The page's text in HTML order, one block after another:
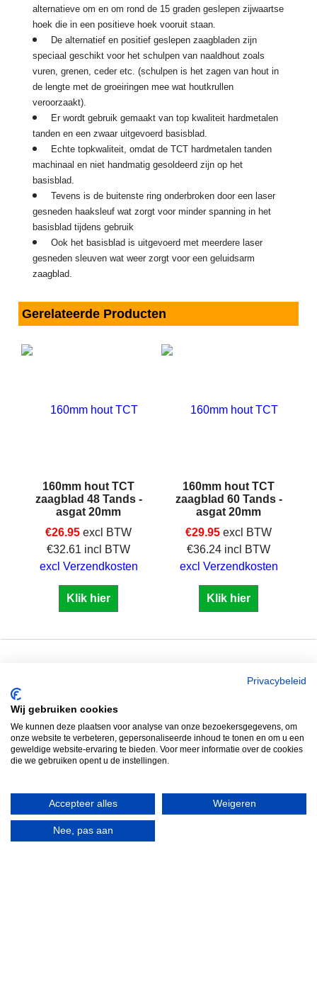
alternatieve om en om rond de 15 graden geslepen zijwaartse
hoek die in een positieve hoek vooruit staan.
De alternatief en positief geslepen zaagbladen zijn
speciaal geschikt voor het schulpen van naaldhout zoals
vuren, grenen, ceder etc. (schulpen is het zagen van hout in
de lengte met de groeiringen mee wat houtkrullen
veroorzaakt).
Er wordt gebruik gemaakt van top kwaliteit hardmetalen
tanden en een zwaar uitgevoerd basisblad.
Echte topkwaliteit, omdat de TCT hardmetalen tanden
machinaal en niet handmatig gesoldeerd zijn op het
basisblad.
Tevens is de buitenste ring onderbroken door een laser
gesneden haaksleuf wat zorgt voor minder spanning in het
basisblad tijdens gebruik
Ook het basisblad is uitgevoerd met meerdere laser
gesneden sleuven wat weer zorgt voor een geluidsarm
zaagblad.
Gerelateerde Producten
160mm hout TCT
zaagblad 48 Tands -
asgat 20mm
€26.95 excl BTW
€32.61 incl BTW
excl Verzendkosten
Klik hier
160mm hout TCT
zaagblad 60 Tands -
asgat 20mm
€29.95 excl BTW
€36.24 incl BTW
excl Verzendkosten
Klik hier
38
8243 RC Lelystad
Nederland
Informatie
Tel: +31 320 793011
Email: info@spero.nl
Winkelmandje
Voorwaarden
Winkelmandje
Privacybeleid
Wij gebruiken cookies
We kunnen deze plaatsen voor analyse van onze bezoekersgegevens, om
onze website te verbeteren, gepersonaliseerde inhoud te tonen en om u een
geweldige website-ervaring te bieden. Voor meer informatie over de cookies
die we gebruiken opent u de instellingen.
Accepteer alles Weigeren
Nee, pas aan